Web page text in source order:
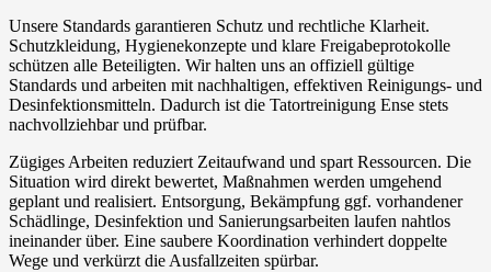
Unsere Standards garantieren Schutz und rechtliche Klarheit.
Schutzkleidung, Hygienekonzepte und klare Freigabeprotokolle
schützen alle Beteiligten. Wir halten uns an offiziell gültige
Standards und arbeiten mit nachhaltigen, effektiven Reinigungs- und
Desinfektionsmitteln. Dadurch ist die Tatortreinigung Ense stets
nachvollziehbar und prüfbar.
Zügiges Arbeiten reduziert Zeitaufwand und spart Ressourcen. Die
Situation wird direkt bewertet, Maßnahmen werden umgehend
geplant und realisiert. Entsorgung, Bekämpfung ggf. vorhandener
Schädlinge, Desinfektion und Sanierungsarbeiten laufen nahtlos
ineinander über. Eine saubere Koordination verhindert doppelte
Wege und verkürzt die Ausfallzeiten spürbar.